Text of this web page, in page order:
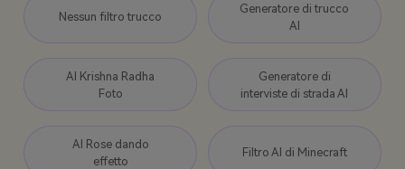
Nessun filtro trucco
Generatore di trucco
AI
AI Krishna Radha
Foto
Generatore di
interviste di strada AI
AI Rose dando
effetto
Filtro AI di Minecraft